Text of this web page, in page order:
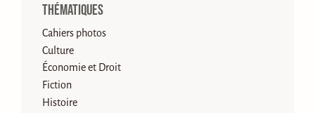
Thématiques
Cahiers photos
Culture
Économie et Droit
Fiction
Histoire